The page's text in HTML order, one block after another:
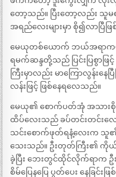
တော့သည်။ ပြီးတော့လည်း သူ
အရည်လေးများမှာ စို၍လာပြီဖ
မေယုတစ်ယောက် ဘယ်အရာက
ရမက်ဆန္ဒတို့သည် ပြင်းပြစွာဖ
ကြီးမှာလည်း မာကြောလွန်းန
လန်းဖြင့် ဖြစ်နေရလေသည်။
မေယု၏ စောက်ပတ်အုံ အသားစို
ထိပ်လေးသည် ခပ်တင်းတင်းလေး
သင်းစောက်ဖုတ်ရနံ့လေးက သူ၏
သေးသည်။ ဦးတုတ်ကြီး၏ ကို
ခဲ့ပြီး ဘေးတွင်ထိုင်လိုက်ရာက
စိမ်ပြေနပြေ ပွတ်ပေး နေခြင်းဖ